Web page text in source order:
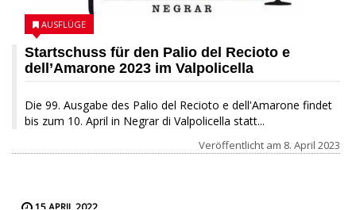
Startschuss für den Palio del Recioto e
dell’Amarone 2023 im Valpolicella
Die 99. Ausgabe des Palio del Recioto e dell'Amarone findet
bis zum 10. April in Negrar di Valpolicella statt...
AUSFLÜGE
Veröffentlicht am 8. April 2023